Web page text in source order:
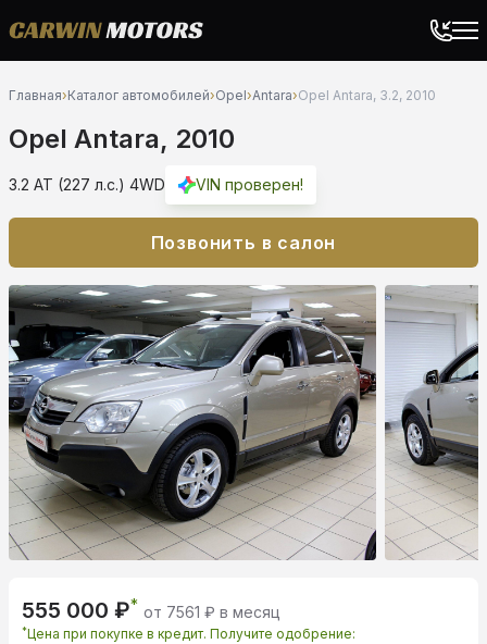
Главная›Каталог автомобилей›Opel›Antara›Opel Antara, 3.2, 2010
Opel Antara, 2010
3.2 AT (227 л.с.) 4WD VIN проверен!
Позвонить в салон
555 000 ₽* от 7561 ₽ в месяц
*Цена при покупке в кредит. Получите одобрение: